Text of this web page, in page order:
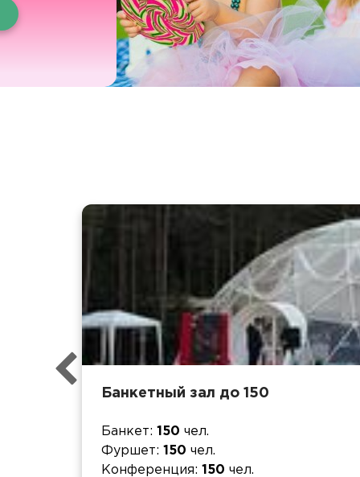
Банкетный зал до 150
Банкет 150 чел.
Фуршет
150 чел.
Конференция
150 чел.